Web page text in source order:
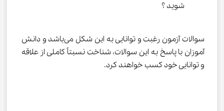
شوید ؟
سوالات آزمون رغبت و توانایی به این شکل می‌باشد و دانش
آموزان با پاسخ به این سوالات، شناخت نسبتاً کاملی از علاقه
و توانایی خود کسب خواهند کرد.